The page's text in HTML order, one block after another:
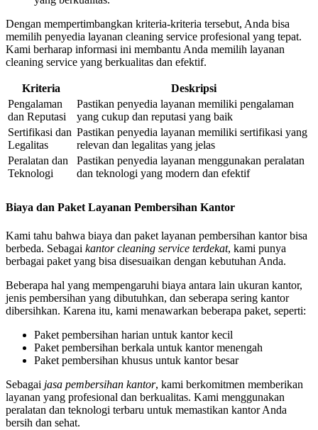
Dengan mempertimbangkan kriteria-kriteria tersebut, Anda bisa
memilih penyedia layanan cleaning service profesional yang tepat.
Kami berharap informasi ini membantu Anda memilih layanan
cleaning service yang berkualitas dan efektif.
Kriteria
Deskripsi
Pengalaman
dan Reputasi
Pastikan penyedia layanan memiliki pengalaman
yang cukup dan reputasi yang baik
Sertifikasi dan
Legalitas
Pastikan penyedia layanan memiliki sertifikasi yang
relevan dan legalitas yang jelas
Peralatan dan
Teknologi
Pastikan penyedia layanan menggunakan peralatan
dan teknologi yang modern dan efektif
Biaya dan Paket Layanan Pembersihan Kantor
Kami tahu bahwa biaya dan paket layanan pembersihan kantor bisa
berbeda. Sebagai kantor cleaning service terdekat, kami punya
berbagai paket yang bisa disesuaikan dengan kebutuhan Anda.
Beberapa hal yang mempengaruhi biaya antara lain ukuran kantor,
jenis pembersihan yang dibutuhkan, dan seberapa sering kantor
dibersihkan. Karena itu, kami menawarkan beberapa paket, seperti:
Paket pembersihan harian untuk kantor kecil
Paket pembersihan berkala untuk kantor menengah
Paket pembersihan khusus untuk kantor besar
Sebagai jasa pembersihan kantor, kami berkomitmen memberikan
layanan yang profesional dan berkualitas. Kami menggunakan
peralatan dan teknologi terbaru untuk memastikan kantor Anda
bersih dan sehat.